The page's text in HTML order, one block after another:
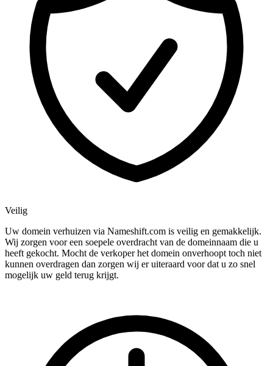
Veilig
Uw domein verhuizen via Nameshift.com is veilig en gemakkelijk.
Wij zorgen voor een soepele overdracht van de domeinnaam die u
heeft gekocht. Mocht de verkoper het domein onverhoopt toch niet
kunnen overdragen dan zorgen wij er uiteraard voor dat u zo snel
mogelijk uw geld terug krijgt.